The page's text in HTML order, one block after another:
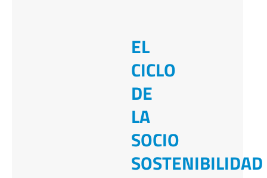
EL
CICLO
DE
LA
SOCIO
SOSTENIBILIDAD